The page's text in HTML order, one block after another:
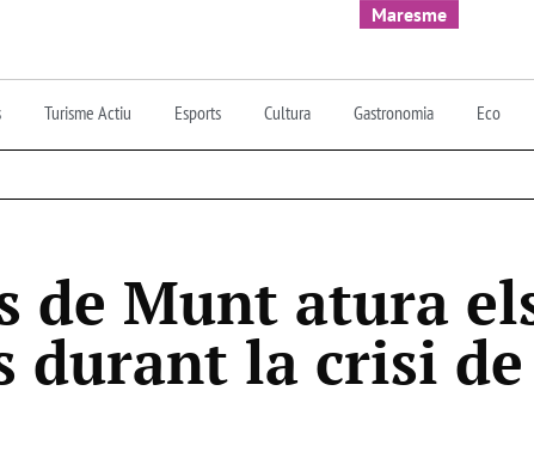
Maresme
Turisme Actiu Esports Cultura Gastronomia Eco
de Munt atura
durant la crisi de